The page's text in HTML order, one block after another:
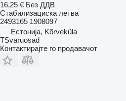
16,25 € Без ДДВ
Стабилизациска летва
2493165 1908097
Естонија, Kõrveküla
TSvaruosad
Контактирајте го продавачот